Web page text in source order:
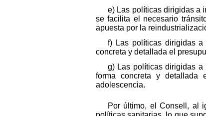
e) Las políticas dirigidas a
se facilita el necesario
apuesta por la
f) Las políticas dirigidas
concreta y detallada el
g) Las políticas dirigidas
forma concreta y detallada
adolescencia.
Por último, el Consell, al